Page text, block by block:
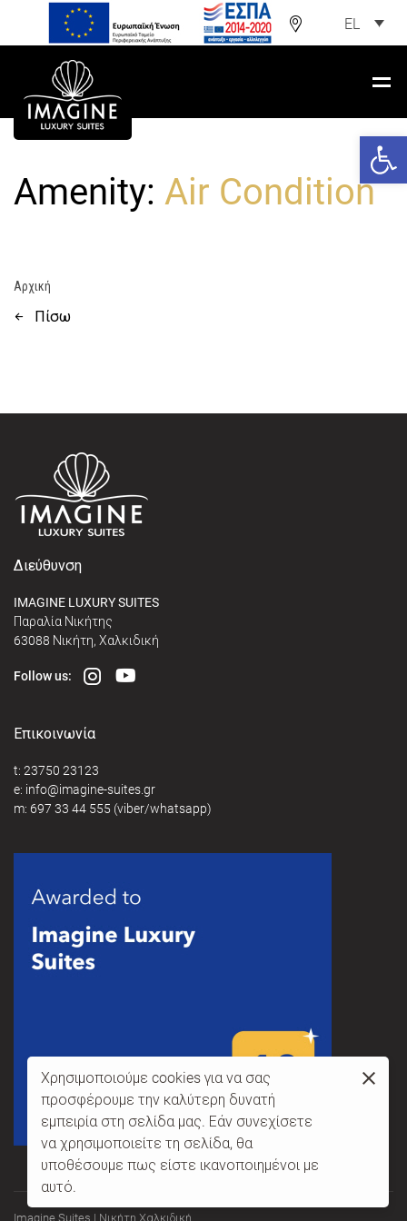
EL
Amenity: Air Condition
Αρχική
Πίσω
Διεύθυνση
IMAGINE LUXURY SUITES
Παραλία Νικήτης
63088 Νικήτη, Χαλκιδική
Follow us:
Επικοινωνία
t: 23750 23123
e:
@
m: 697 33 44 555 (viber/whatsapp)
Imagine Suites | Νικήτη Χαλκιδική
Χρησιμοποιούμε cookies για να σας
προσφέρουμε την καλύτερη δυνατή
εμπειρία στη σελίδα μας. Εάν συνεχίσετε
να χρησιμοποιείτε τη σελίδα, θα
υποθέσουμε πως είστε ικανοποιημένοι με
αυτό.